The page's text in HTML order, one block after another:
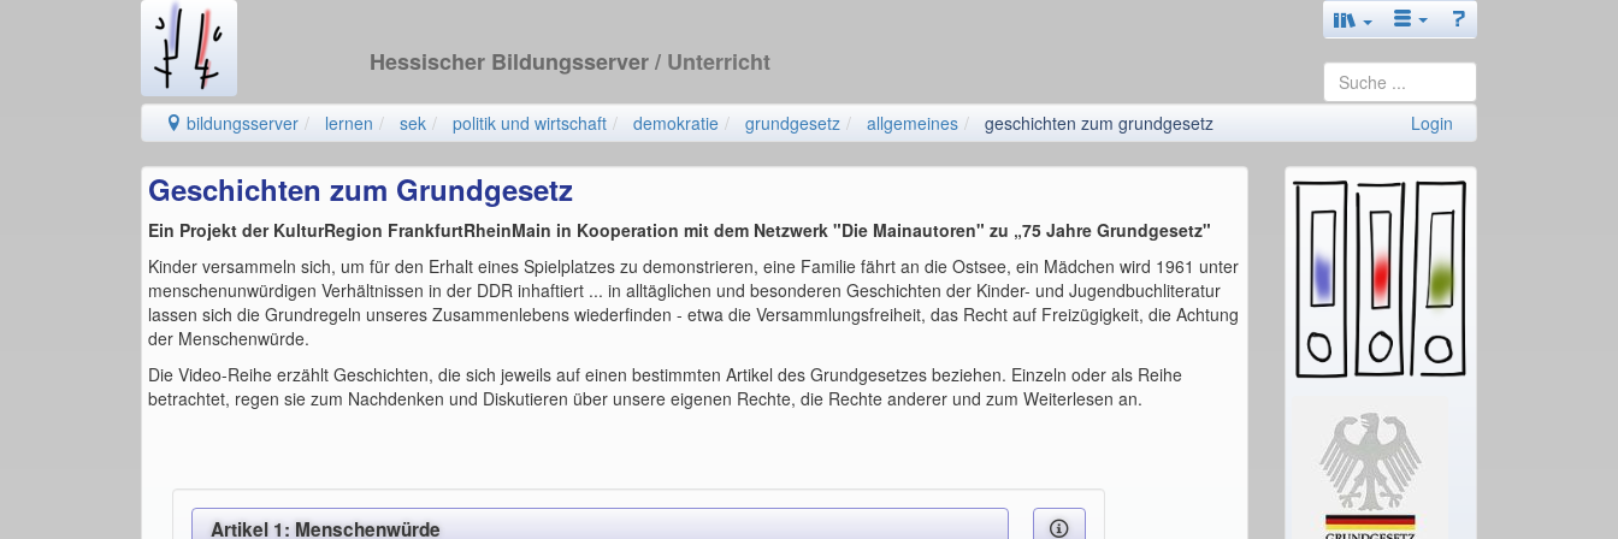
Hessischer Bildungsserver/ Unterricht
bildungsserver lernen sek politik und wirtschaft demokratie grundgesetz allgemeines geschichten zum grundgesetz Login
Geschichten zum Grundgesetz
Ein Projekt der KulturRegion FrankfurtRheinMain in Kooperation mit dem Netzwerk "Die Mainautoren" zu „75 Jahre Grundgesetz"
Kinder versammeln sich, um für den Erhalt eines Spielplatzes zu demonstrieren, eine Familie fährt an die Ostsee, ein Mädchen wird 1961 unter
menschenunwürdigen Verhältnissen in der DDR inhaftiert ... in alltäglichen und besonderen Geschichten der Kinder- und Jugendbuchliteratur
lassen sich die Grundregeln unseres Zusammenlebens wiederfinden - etwa die Versammlungsfreiheit, das Recht auf Freizügigkeit, die Achtung
der Menschenwürde.
Die Video-Reihe erzählt Geschichten, die sich jeweils auf einen bestimmten Artikel des Grundgesetzes beziehen. Einzeln oder als Reihe
betrachtet, regen sie zum Nachdenken und Diskutieren über unsere eigenen Rechte, die Rechte anderer und zum Weiterlesen an.
Artikel 1: Menschenwürde